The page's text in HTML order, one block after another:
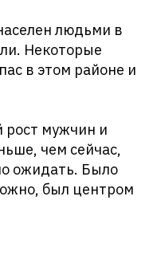
людьми в
Некоторые
в этом районе и
рост мужчин и
чем сейчас,
ожидать. Было
был центром